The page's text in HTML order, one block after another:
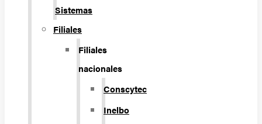
Sistemas
Filiales
Filiales
nacionales
Conscytec
Inelbo